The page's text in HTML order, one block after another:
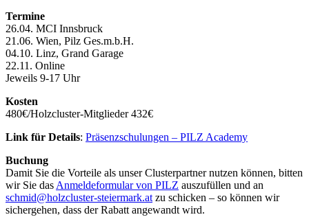
Termine
26.04. MCI Innsbruck
21.06. Wien, Pilz Ges.m.b.H.
04.10. Linz, Grand Garage
22.11. Online
Jeweils 9-17 Uhr
Kosten
480€/Holzcluster-Mitglieder 432€
Link für Details: Präsenzschulungen – PILZ Academy
Buchung
Damit Sie die Vorteile als unser Clusterpartner nutzen können, bitten
wir Sie das Anmeldeformular von PILZ auszufüllen und an
schmid@holzcluster-steiermark.at zu schicken – so können wir
sichergehen, dass der Rabatt angewandt wird.